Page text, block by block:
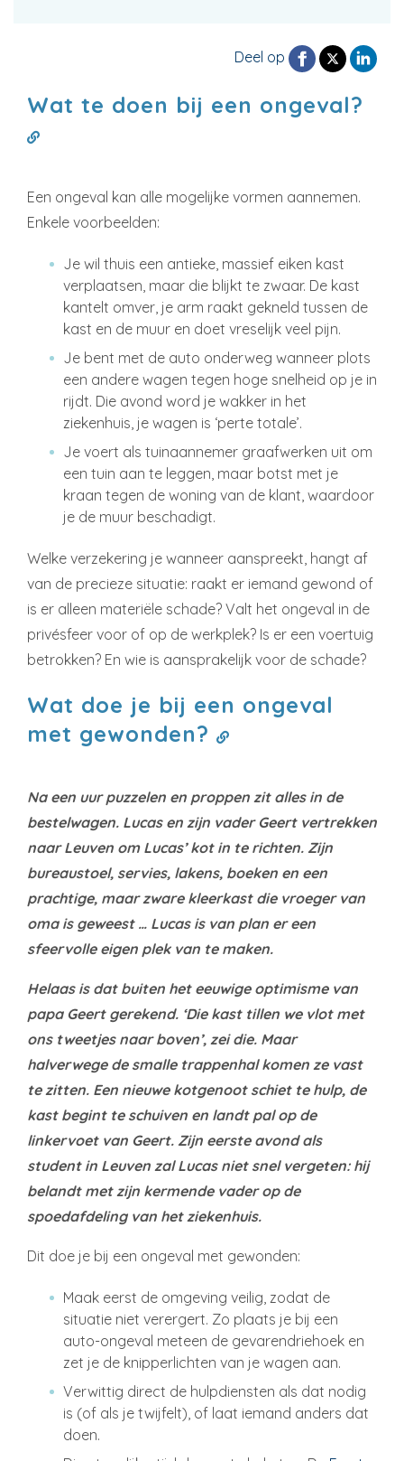
Deel op
Wat te doen bij een ongeval?
Een ongeval kan alle mogelijke vormen aannemen.
Enkele voorbeelden:
Je wil thuis een antieke, massief eiken kast
verplaatsen, maar die blijkt te zwaar. De kast
kantelt omver, je arm raakt gekneld tussen de
kast en de muur en doet vreselijk veel pijn.
Je bent met de auto onderweg wanneer plots
een andere wagen tegen hoge snelheid op je in
rijdt. Die avond word je wakker in het
ziekenhuis, je wagen is ‘perte totale’.
Je voert als tuinaannemer graafwerken uit om
een tuin aan te leggen, maar botst met je
kraan tegen de woning van de klant, waardoor
je de muur beschadigt.
Welke verzekering je wanneer aanspreekt, hangt af
van de precieze situatie: raakt er iemand gewond of
is er alleen materiële schade? Valt het ongeval in de
privésfeer voor of op de werkplek? Is er een voertuig
betrokken? En wie is aansprakelijk voor de schade?
Wat doe je bij een ongeval
met gewonden?
Na een uur puzzelen en proppen zit alles in de
bestelwagen. Lucas en zijn vader Geert vertrekken
naar Leuven om Lucas’ kot in te richten. Zijn
bureaustoel, servies, lakens, boeken en een
prachtige, maar zware kleerkast die vroeger van
oma is geweest … Lucas is van plan er een
sfeervolle eigen plek van te maken.
Helaas is dat buiten het eeuwige optimisme van
papa Geert gerekend. ‘Die kast tillen we vlot met
ons tweetjes naar boven’, zei die. Maar
halverwege de smalle trappenhal komen ze vast
te zitten. Een nieuwe kotgenoot schiet te hulp, de
kast begint te schuiven en landt pal op de
linkervoet van Geert. Zijn eerste avond als
student in Leuven zal Lucas niet snel vergeten: hij
belandt met zijn kermende vader op de
spoedafdeling van het ziekenhuis.
Dit doe je bij een ongeval met gewonden:
Maak eerst de omgeving veilig, zodat de
situatie niet verergert. Zo plaats je bij een
auto-ongeval meteen de gevarendriehoek en
zet je de knipperlichten van je wagen aan.
Verwittig direct de hulpdiensten als dat nodig
is (of als je twijfelt), of laat iemand anders dat
doen.